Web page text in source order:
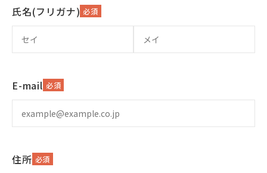
氏名(フリガナ) 必須
E-mail 必須
住所 必須